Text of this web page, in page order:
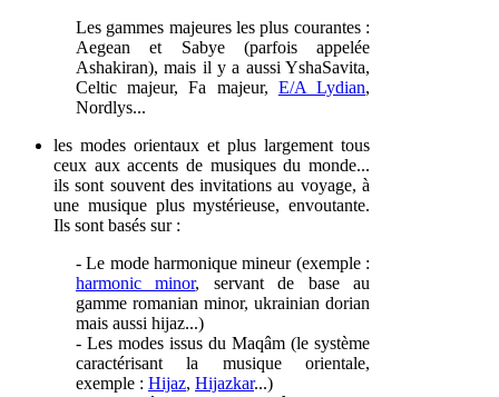
Les gammes majeures les plus courantes :
Aegean et Sabye (parfois appelée
Ashakiran), mais il y a aussi YshaSavita,
Celtic majeur, Fa majeur, E/A Lydian,
Nordlys...
les modes orientaux et plus largement tous
ceux aux accents de musiques du monde...
ils sont souvent des invitations au voyage, à
une musique plus mystérieuse, envoutante.
Ils sont basés sur :
- Le mode harmonique mineur (exemple :
harmonic minor, servant de base au
gamme romanian minor, ukrainian dorian
mais aussi hijaz...)
- Les modes issus du Maqâm (le système
caractérisant la musique orientale,
exemple : Hijaz, Hijazkar...)